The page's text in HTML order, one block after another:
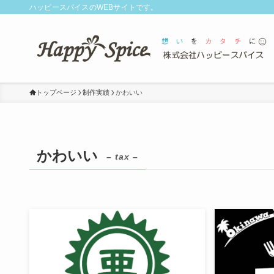
ハッピースパイスのWEBサイトです。
トップページ 制作実績 かわいい
かわいい – tax –